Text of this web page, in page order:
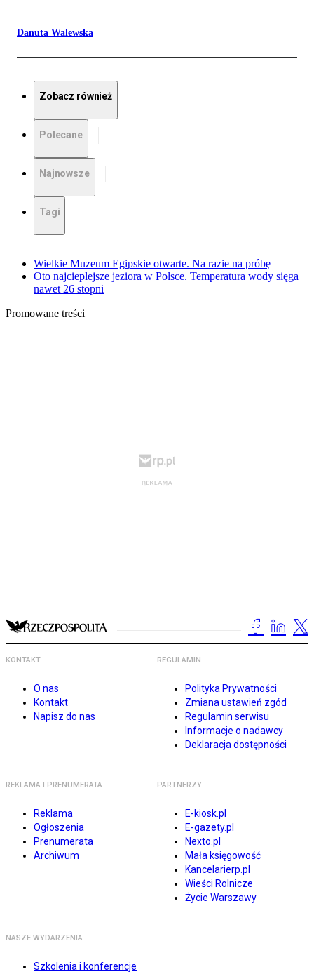
Danuta Walewska
Zobacz również
Polecane
Najnowsze
Tagi
Wielkie Muzeum Egipskie otwarte. Na razie na próbę
Oto najcieplejsze jeziora w Polsce. Temperatura wody sięga
nawet 26 stopni
Promowane treści
KONTAKT
O nas
Kontakt
Napisz do nas
REGULAMIN
Polityka Prywatności
Zmiana ustawień zgód
Regulamin serwisu
Informacje o nadawcy
Deklaracja dostępności
REKLAMA I PRENUMERATA
Reklama
Ogłoszenia
Prenumerata
Archiwum
PARTNERZY
E-kiosk.pl
E-gazety.pl
Nexto.pl
Mała księgowość
Kancelarierp.pl
Wieści Rolnicze
Życie Warszawy
NASZE WYDARZENIA
Szkolenia i konferencje